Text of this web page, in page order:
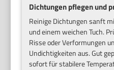
Dichtungen pflegen und
Reinige Dichtungen sanft
und einem weichen Tuch.
Risse oder Verformungen
Undichtigkeiten aus. Gut
sofort für stabilere